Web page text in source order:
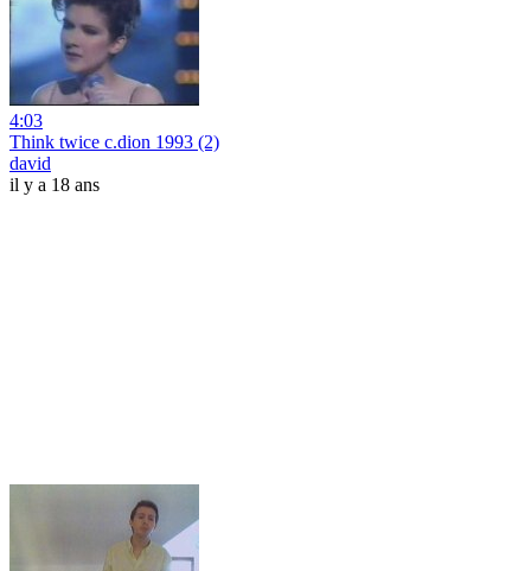
4:03
Think twice c.dion 1993 (2)
david
il y a 18 ans